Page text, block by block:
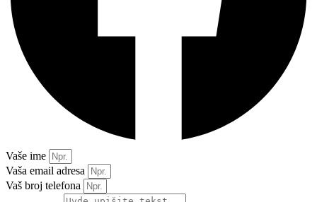
Vaše ime
Vaša email adresa
Vaš broj telefona